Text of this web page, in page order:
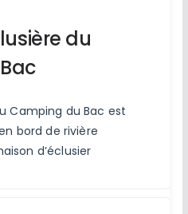
du
Camping du Bac est
bord de rivière
d’éclusier